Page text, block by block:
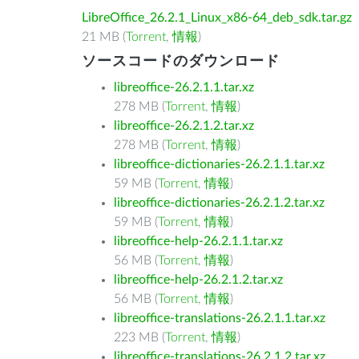
LibreOffice_26.2.1_Linux_x86-64_deb_sdk.tar.gz
21 MB (Torrent,情報)
ソースコードのダウンロード
libreoffice-26.2.1.1.tar.xz
278 MB (Torrent,情報)
libreoffice-26.2.1.2.tar.xz
278 MB (Torrent,情報)
libreoffice-dictionaries-26.2.1.1.tar.xz
59 MB (Torrent,情報)
libreoffice-dictionaries-26.2.1.2.tar.xz
59 MB (Torrent,情報)
libreoffice-help-26.2.1.1.tar.xz
56 MB (Torrent,情報)
libreoffice-help-26.2.1.2.tar.xz
56 MB (Torrent,情報)
libreoffice-translations-26.2.1.1.tar.xz
223 MB (Torrent,情報)